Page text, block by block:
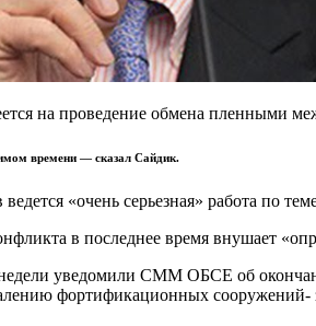
на проведение обмена пленными
времени — сказал Сайдик.
«очень серьезная» работа по
в последнее время внушает
уведомили СММ ОБСЕ об
фортификационных сооружений-